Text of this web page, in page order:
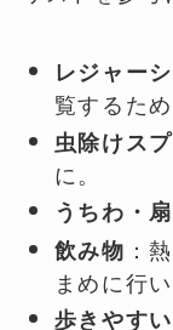
レジャー
覧するた
虫除けス
に。
うちわ・
飲み物 ：
まめに行
歩きやす